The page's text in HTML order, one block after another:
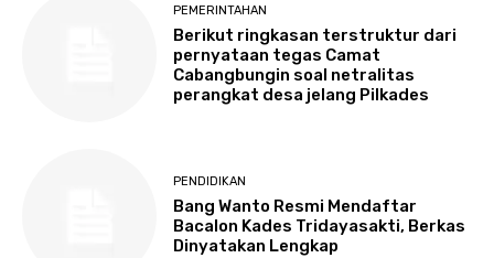
PEMERINTAHAN
Berikut ringkasan terstruktur dari
pernyataan tegas Camat
Cabangbungin soal netralitas
perangkat desa jelang Pilkades
PENDIDIKAN
Bang Wanto Resmi Mendaftar
Bacalon Kades Tridayasakti, Berkas
Dinyatakan Lengkap